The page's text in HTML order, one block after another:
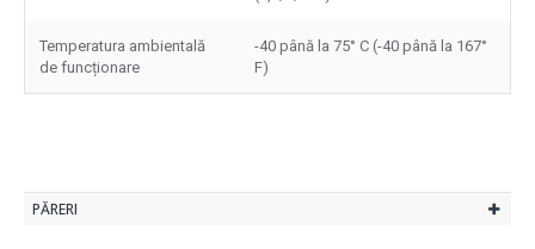
Temperatura ambientală
de funcționare
-40 până la 75° C (-40 până la 167°
F)
PĂRERI